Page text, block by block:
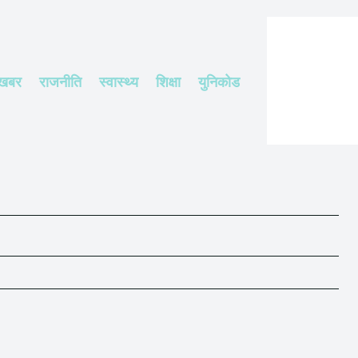
राजनीति स्वास्थ्य शिक्षा युनिकोड